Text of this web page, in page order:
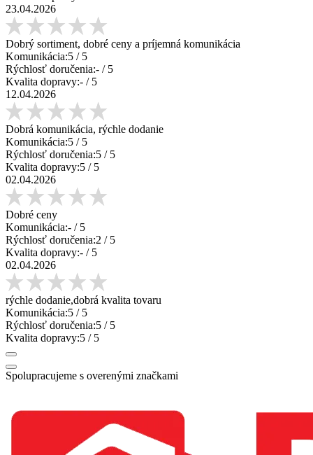
23.04.2026
Dobrý sortiment, dobré ceny a príjemná komunikácia
Komunikácia:5 / 5
Rýchlosť doručenia:- / 5
Kvalita dopravy:- / 5
12.04.2026
Dobrá komunikácia, rýchle dodanie
Komunikácia:5 / 5
Rýchlosť doručenia:5 / 5
Kvalita dopravy:5 / 5
02.04.2026
Dobré ceny
Komunikácia:- / 5
Rýchlosť doručenia:2 / 5
Kvalita dopravy:- / 5
02.04.2026
rýchle dodanie,dobrá kvalita tovaru
Komunikácia:5 / 5
Rýchlosť doručenia:5 / 5
Kvalita dopravy:5 / 5
Spolupracujeme s overenými značkami